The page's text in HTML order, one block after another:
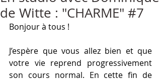
de Witte : "CHARME" #7
Bonjour à tous !
J’espère que vous allez bien et que
votre vie reprend progressivement
son cours normal. En cette fin de